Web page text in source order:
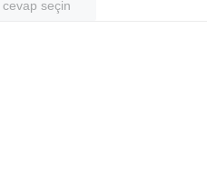
cevap seçin